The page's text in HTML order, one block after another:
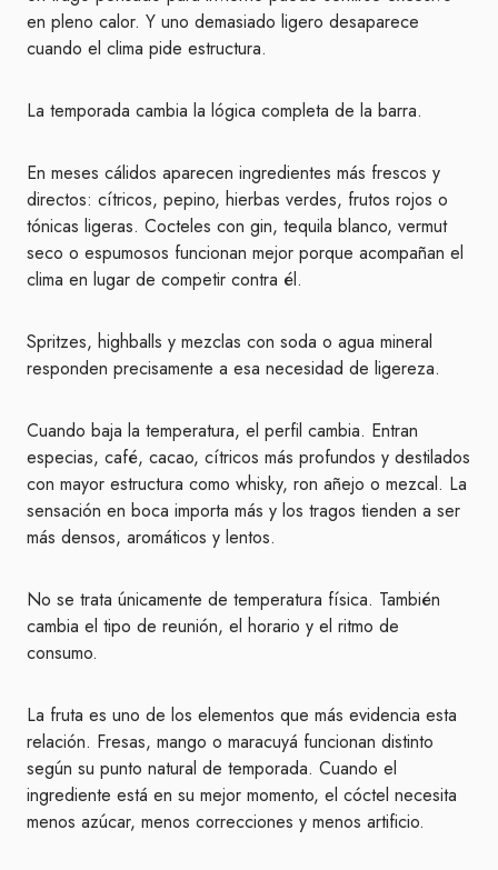
en pleno calor. Y uno demasiado ligero desaparece
cuando el clima pide estructura.
La temporada cambia la lógica completa de la barra.
En meses cálidos aparecen ingredientes más frescos y
directos: cítricos, pepino, hierbas verdes, frutos rojos o
tónicas ligeras. Cocteles con gin, tequila blanco, vermut
seco o espumosos funcionan mejor porque acompañan el
clima en lugar de competir contra él.
Spritzes, highballs y mezclas con soda o agua mineral
responden precisamente a esa necesidad de ligereza.
Cuando baja la temperatura, el perfil cambia. Entran
especias, café, cacao, cítricos más profundos y destilados
con mayor estructura como whisky, ron añejo o mezcal. La
sensación en boca importa más y los tragos tienden a ser
más densos, aromáticos y lentos.
No se trata únicamente de temperatura física. También
cambia el tipo de reunión, el horario y el ritmo de
consumo.
La fruta es uno de los elementos que más evidencia esta
relación. Fresas, mango o maracuyá funcionan distinto
según su punto natural de temporada. Cuando el
ingrediente está en su mejor momento, el cóctel necesita
menos azúcar, menos correcciones y menos artificio.